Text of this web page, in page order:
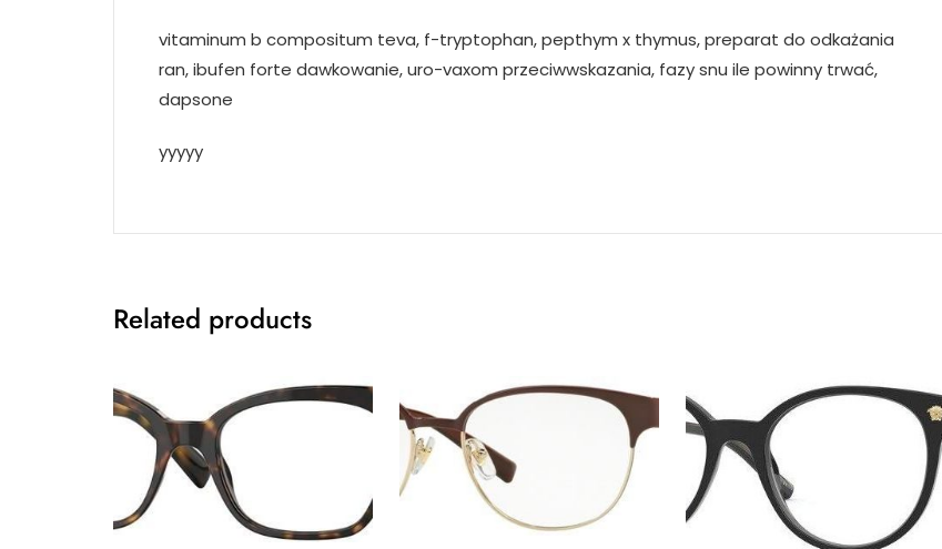
vitaminum b compositum teva, f-tryptophan, pepthym x thymus, preparat do odkażania
ran, ibufen forte dawkowanie, uro-vaxom przeciwwskazania, fazy snu ile powinny trwać,
dapsone
yyyyy
Related products